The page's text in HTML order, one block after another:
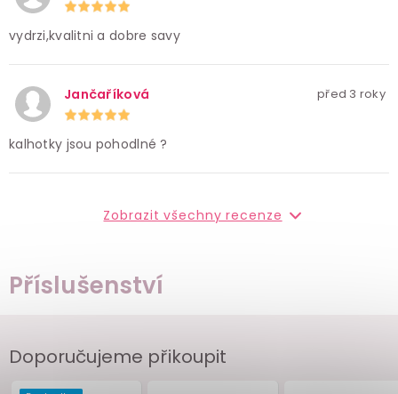
Příslušenství
vydrzi,kvalitni a dobre savy
Jančaříková před 3 roky
kalhotky jsou pohodlné ?
Zobrazit všechny recenze
Doporučujeme přikoupit